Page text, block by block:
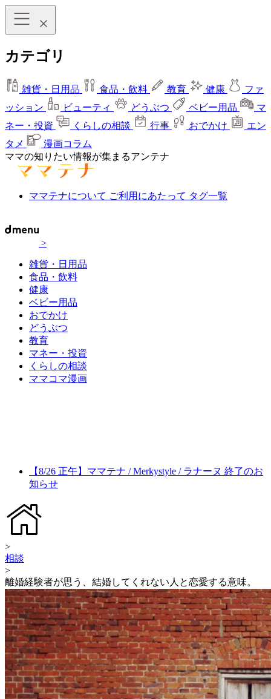
カテゴリ
雑貨・日用品 食品・飲料 教育 健康
ファ
ッション
ビューティ どうぶつ ベビー用品
マ
ネー・投資
くらしの相談 行事 おでかけ
エン
タメ
漫画コラム
ママの知りたい情報が集まるアンテナ
ママテナについて ご利用にあたって タグ一覧
>
雑貨・日用品
食品・飲料
健康
ベビー用品
おでかけ
どうぶつ
教育
マネー・投資
くらしの相談
ママコマ漫画
【8/26 正午】ママテナ / Merkystyle / ラナーヌ 終了のお
知らせ
>
相談
>
離婚経験者が思う、結婚してくれない人と恋愛する意味。